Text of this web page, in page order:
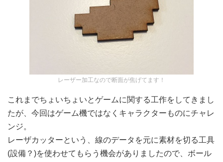
レーザー加工なので断面が焦げてます！
これまでちょいちょいとゲームに関する工作をしてきまし
たが、今回はゲーム機ではなくキャラクターものにチャレ
ンジ。
レーザカッターという、線のデータを元に素材を切る工具
(設備？)を使わせてもらう機会がありましたので、ボール